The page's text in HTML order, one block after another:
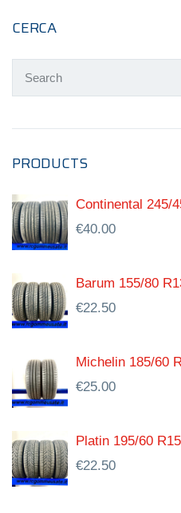
CERCA
PRODUCTS
Continental 245/
€40.00
Barum 155/80
€22.50
Michelin 185/60
€25.00
Platin 195/60
€22.50